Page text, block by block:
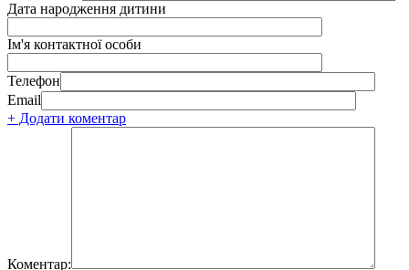
Дата народження дитини
Ім'я контактної особи
Телефон
Email
+ Додати коментар
Коментар: